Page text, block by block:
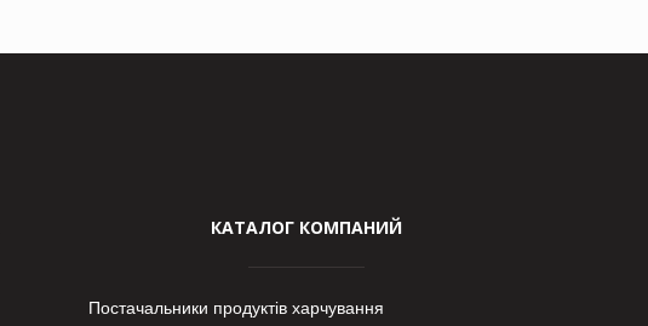
КАТАЛОГ КОМПАНИЙ
Постачальники продуктів харчування